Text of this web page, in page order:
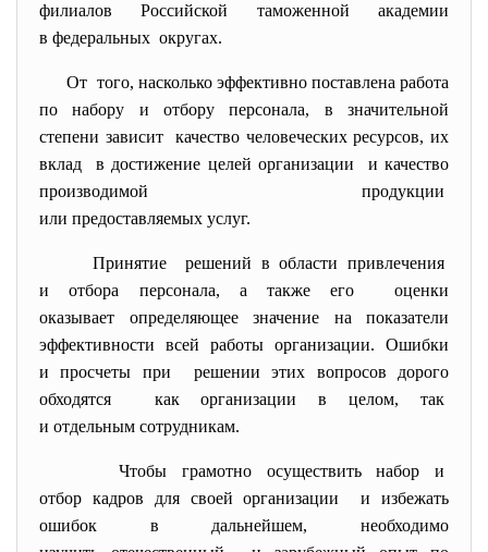
филиалов Российской таможенной академии
в федеральных округах.
От того, насколько эффективно поставлена работа
по набору и отбору персонала, в значительной
степени зависит качество человеческих ресурсов, их
вклад в достижение целей организации и качество
производимой продукции
или предоставляемых услуг.
Принятие решений в области привлечения
и отбора персонала, а также его оценки
оказывает определяющее значение на показатели
эффективности всей работы организации. Ошибки
и просчеты при решении этих вопросов дорого
обходятся как организации в целом, так
и отдельным сотрудникам.
Чтобы грамотно осуществить набор и
отбор кадров для своей организации и избежать
ошибок в дальнейшем, необходимо